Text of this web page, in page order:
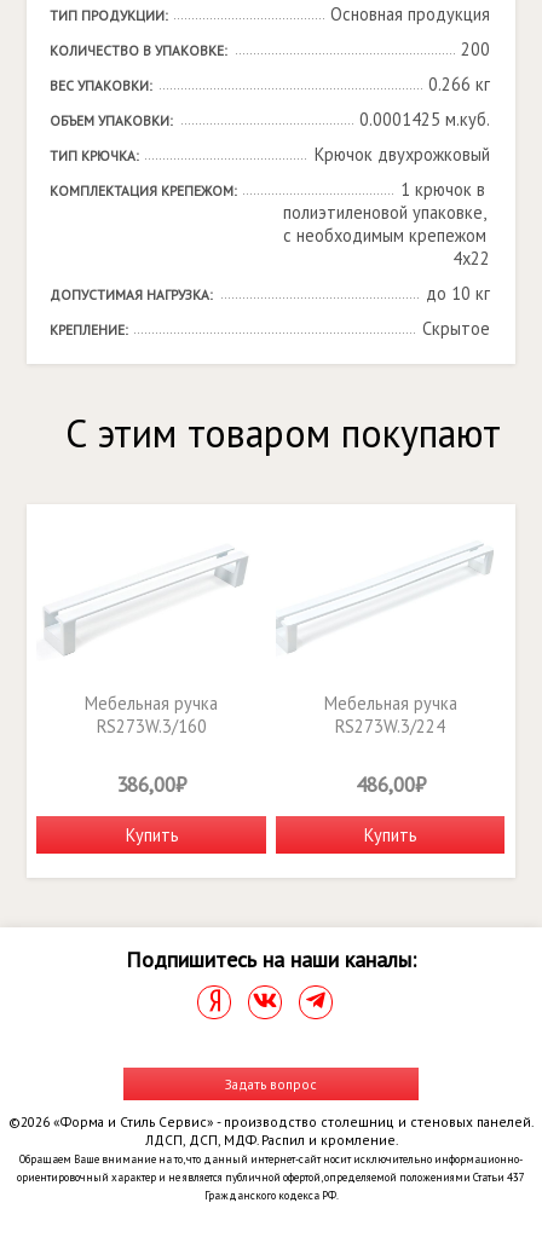
ТИП ПРОДУКЦИИ: Основная продукция
КОЛИЧЕСТВО В УПАКОВКЕ: 200
ВЕС УПАКОВКИ: 0.266 кг
ОБЪЕМ УПАКОВКИ: 0.0001425 м.куб.
ТИП КРЮЧКА: Крючок двухрожковый
КОМПЛЕКТАЦИЯ КРЕПЕЖОМ:
1 крючок в
полиэтиленовой упаковке,
с необходимым крепежом
4х22
ДОПУСТИМАЯ НАГРУЗКА: до 10 кг
КРЕПЛЕНИЕ: Скрытое
С этим товаром покупают
Мебельная ручка
RS273W.3/160
386,00₽
Купить
Мебельная ручка
RS273W.3/224
486,00₽
Купить
Подпишитесь на наши каналы:
Задать вопрос
©2026 «Форма и Стиль Сервис» - производство столешниц и стеновых панелей.
ЛДСП, ДСП, МДФ. Распил и кромление.
Обращаем Ваше внимание на то, что данный интернет-сайт носит исключительно информационно-
ориентировочный характер и не является публичной офертой, определяемой положениями Статьи 437
Гражданского кодекса РФ.